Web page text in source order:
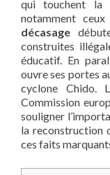
qui touchent la
notamment
décasage
construites
éducatif. En
ouvre ses portes
cyclone Chido.
Commission
souligner
la reconstruction
ces faits